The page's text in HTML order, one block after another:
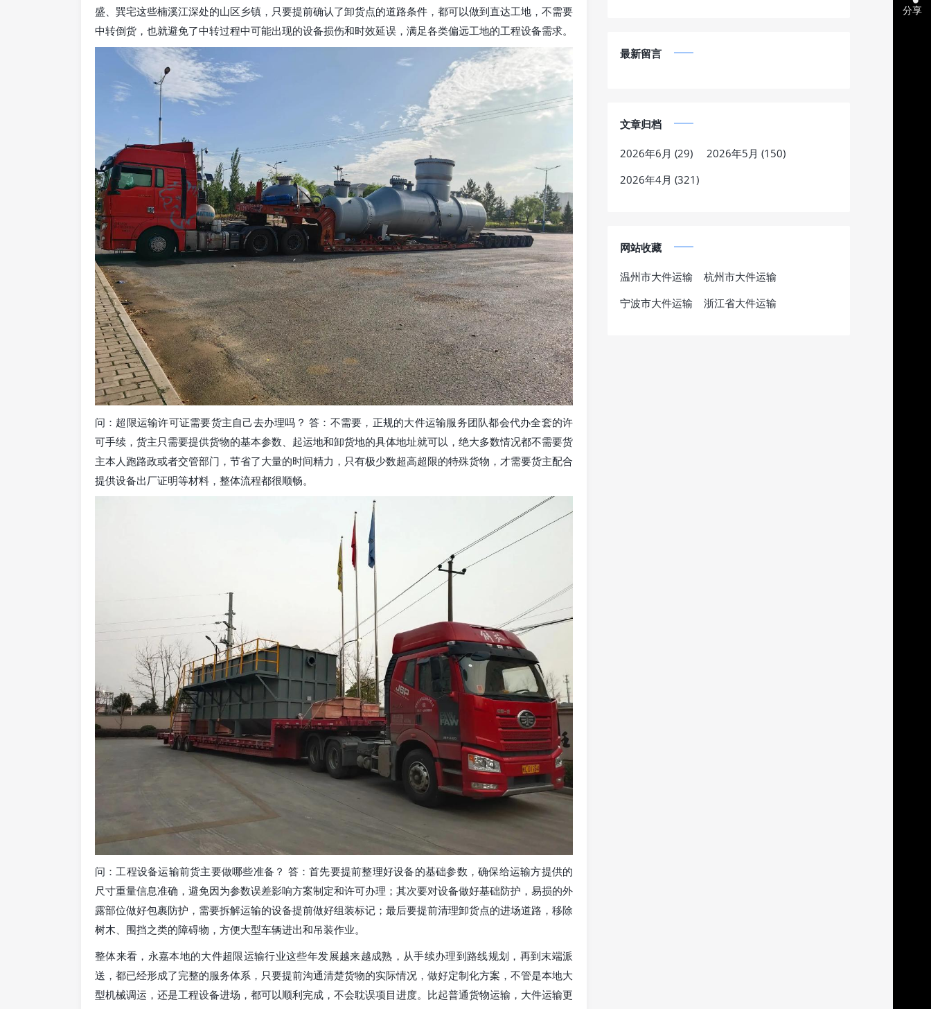
盛、巽宅这些楠溪江深处的山区乡镇，只要提前确认了卸货点的道路条件，都可以做到直达工地，不需要
中转倒货，也就避免了中转过程中可能出现的设备损伤和时效延误，满足各类偏远工地的工程设备需求。
问：超限运输许可证需要货主自己去办理吗？ 答：不需要，正规的大件运输服务团队都会代办全套的许
可手续，货主只需要提供货物的基本参数、起运地和卸货地的具体地址就可以，绝大多数情况都不需要货
主本人跑路政或者交管部门，节省了大量的时间精力，只有极少数超高超限的特殊货物，才需要货主配合
提供设备出厂证明等材料，整体流程都很顺畅。
问：工程设备运输前货主要做哪些准备？ 答：首先要提前整理好设备的基础参数，确保给运输方提供的
尺寸重量信息准确，避免因为参数误差影响方案制定和许可办理；其次要对设备做好基础防护，易损的外
露部位做好包裹防护，需要拆解运输的设备提前做好组装标记；最后要提前清理卸货点的进场道路，移除
树木、围挡之类的障碍物，方便大型车辆进出和吊装作业。
整体来看，永嘉本地的大件超限运输行业这些年发展越来越成熟，从手续办理到路线规划，再到末端派
送，都已经形成了完整的服务体系，只要提前沟通清楚货物的实际情况，做好定制化方案，不管是本地大
型机械调运，还是工程设备进场，都可以顺利完成，不会耽误项目进度。比起普通货物运输，大件运输更
最新留言
文章归档
2026年6月 (29)
2026年5月 (150)
2026年4月 (321)
网站收藏
温州市大件运输
杭州市大件运输
宁波市大件运输
浙江省大件运输
分享